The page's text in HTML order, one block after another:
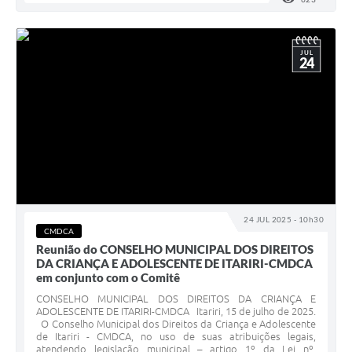
24 JUL 2025 - 10h30
JUL
24
CMDCA
Reunião do CONSELHO MUNICIPAL DOS DIREITOS
DA CRIANÇA E ADOLESCENTE DE ITARIRI-CMDCA
em conjunto com o Comitê
CONSELHO MUNICIPAL DOS DIREITOS DA CRIANÇA E
ADOLESCENTE DE ITARIRI-CMDCA Itariri, 15 de julho de 2025.
O Conselho Municipal dos Direitos da Criança e Adolescente
de Itariri - CMDCA, no uso de suas atribuições legais,
atendendo legislação municipal – artigo 1º da Lei nº.